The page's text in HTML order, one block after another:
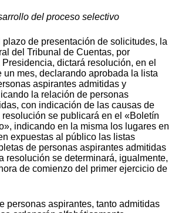
del proceso selectivo
de presentación de solicitudes, la
del Tribunal de Cuentas, por
dictará resolución, en el
un mes, declarando aprobada la lista
aspirantes admitidas y
la relación de personas
con indicación de las causas de
se publicará en el «Boletín
indicando en la misma los lugares en
expuestas al público las listas
de personas aspirantes admitidas
resolución se determinará, igualmente,
de comienzo del primer ejercicio de
personas aspirantes, tanto admitidas